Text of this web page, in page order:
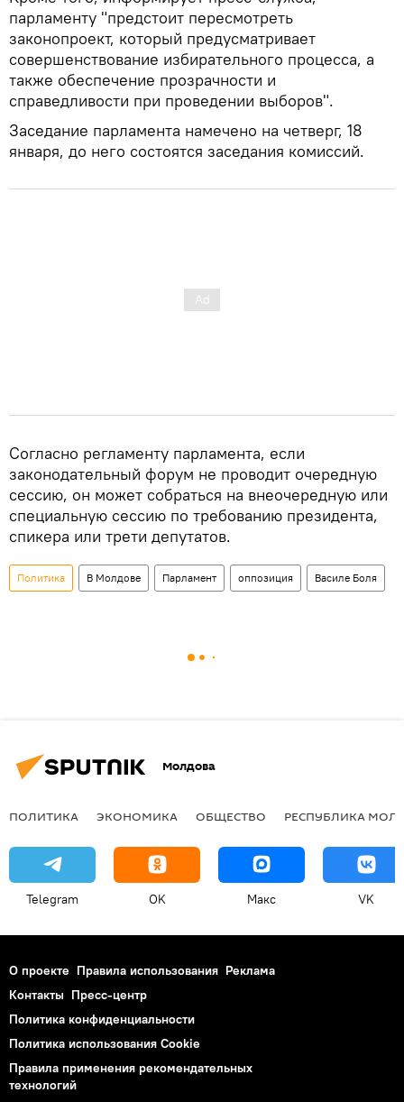
парламенту "предстоит пересмотреть
законопроект, который предусматривает
совершенствование избирательного процесса, а
также обеспечение прозрачности и
справедливости при проведении выборов".
Заседание парламента намечено на четверг, 18
января, до него состоятся заседания комиссий.
Согласно регламенту парламента, если
законодательный форум не проводит очередную
сессию, он может собраться на внеочередную или
специальную сессию по требованию президента,
спикера или трети депутатов.
Политика В Молдове Парламент оппозиция Василе Боля
Молдова
ПОЛИТИКА ЭКОНОМИКА ОБЩЕСТВО РЕСПУБЛИКА
Telegram OK Макс VK
О проекте Правила использования Реклама
Контакты Пресс-центр
Политика конфиденциальности
Политика использования Cookie
Правила применения рекомендательных
технологий